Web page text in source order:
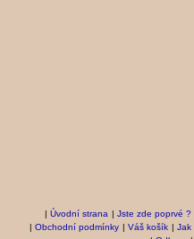
| Úvodní strana | Jste zde poprvé ?
| Obchodní podmínky | Váš košík | Jak